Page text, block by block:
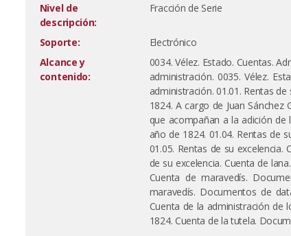
Nivel de
descripción:
Fracción de Serie
Soporte:
Electrónico
Alcance y
contenido:
0034. Vélez. Estado. Cuentas.
administración. 0035. Vélez.
administración. 01.01. Rentas
1824. A cargo de Juan
que acompañan a la adición
año de 1824. 01.04. Rentas de
01.05. Rentas de su
de su excelencia. Cuenta de
Cuenta de maravedís.
maravedís. Documentos de
Cuenta de la administración de
1824. Cuenta de la tutela.